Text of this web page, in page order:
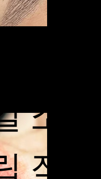
소
작